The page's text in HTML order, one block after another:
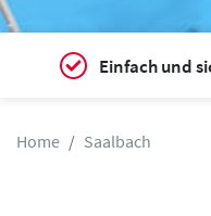
Einfach und
Home Saalbach